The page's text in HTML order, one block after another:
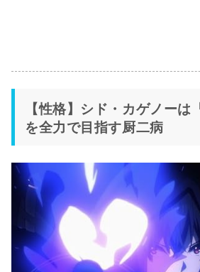
【性格】シド・カゲノーは
を全力で目指す厨二病